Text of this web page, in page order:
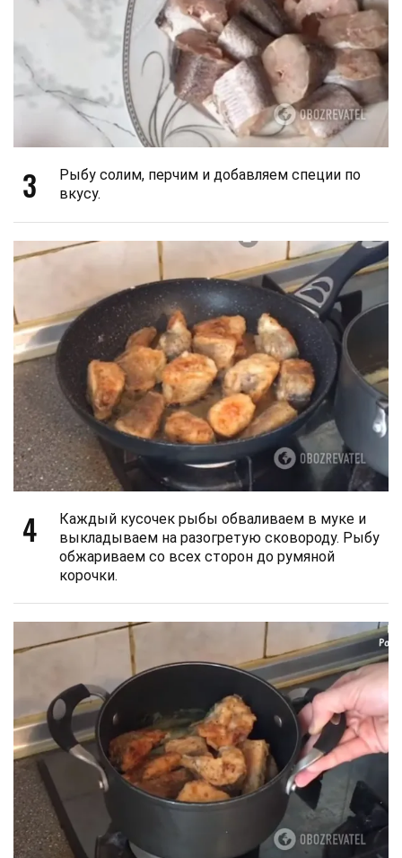
3
Рыбу солим, перчим и добавляем специи по
вкусу.
4
Каждый кусочек рыбы обваливаем в муке и
выкладываем на разогретую сковороду. Рыбу
обжариваем со всех сторон до румяной
корочки.